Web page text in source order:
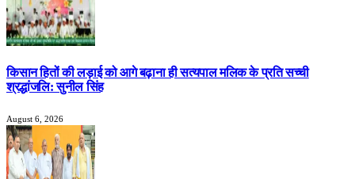
किसान हितों की लड़ाई को आगे बढ़ाना ही सत्यपाल मलिक के प्रति सच्ची
श्रद्धांजलि: सुनील सिंह
August 6, 2026